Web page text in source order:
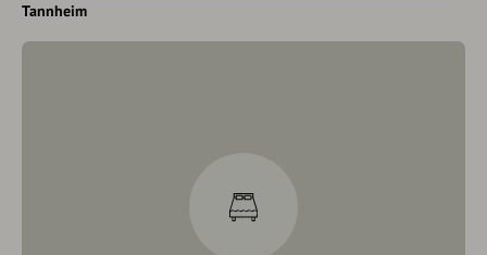
Tannheim